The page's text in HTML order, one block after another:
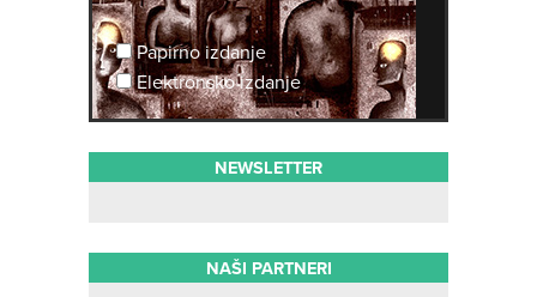
Papirno izdanje
Elektronsko izdanje
NEWSLETTER
NAŠI PARTNERI